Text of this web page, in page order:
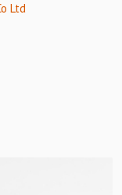
Ltd